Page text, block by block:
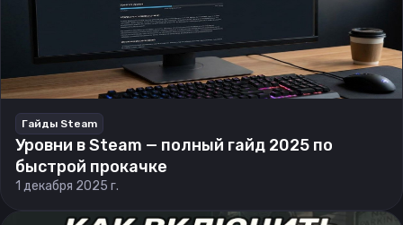
Гайды Steam
Уровни в Steam — полный гайд 2025 по
быстрой прокачке
1 декабря 2025 г.